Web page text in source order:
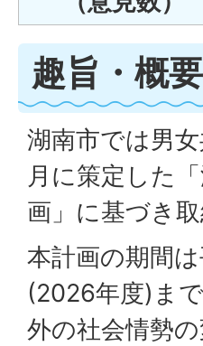
趣旨・概要
湖南市では男
月に策定した
画」に基づき
本計画の期間
(2026年度)ま
外の社会情勢